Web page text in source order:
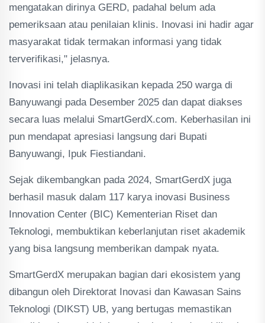
mengatakan dirinya GERD, padahal belum ada
pemeriksaan atau penilaian klinis. Inovasi ini hadir agar
masyarakat tidak termakan informasi yang tidak
terverifikasi," jelasnya.
Inovasi ini telah diaplikasikan kepada 250 warga di
Banyuwangi pada Desember 2025 dan dapat diakses
secara luas melalui SmartGerdX.com. Keberhasilan ini
pun mendapat apresiasi langsung dari Bupati
Banyuwangi, Ipuk Fiestiandani.
Sejak dikembangkan pada 2024, SmartGerdX juga
berhasil masuk dalam 117 karya inovasi Business
Innovation Center (BIC) Kementerian Riset dan
Teknologi, membuktikan keberlanjutan riset akademik
yang bisa langsung memberikan dampak nyata.
SmartGerdX merupakan bagian dari ekosistem yang
dibangun oleh Direktorat Inovasi dan Kawasan Sains
Teknologi (DIKST) UB, yang bertugas memastikan